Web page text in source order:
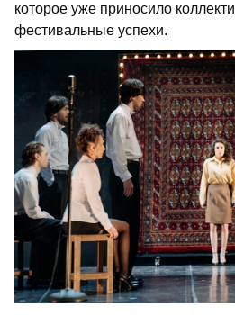
которое уже приносило
фестивальные успехи.